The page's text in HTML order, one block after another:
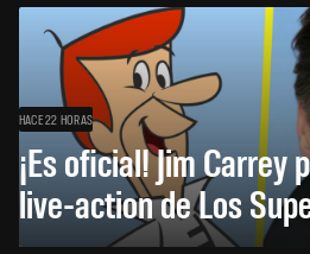
HACE 22 HORAS
¡Es oficial! Jim Carrey
live-action de Los